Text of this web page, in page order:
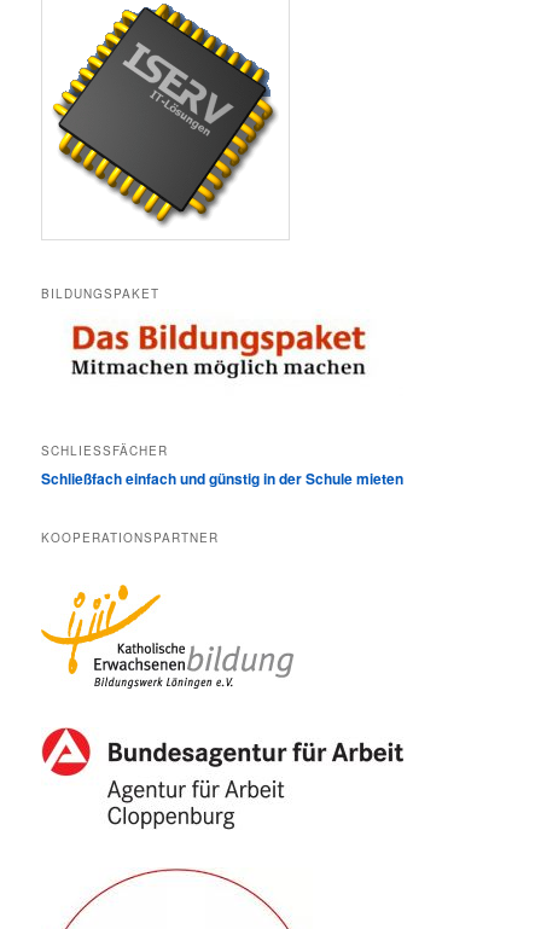
BILDUNGSPAKET
SCHLIESSFÄCHER
Schließfach einfach und günstig in der Schule mieten
KOOPERATIONSPARTNER